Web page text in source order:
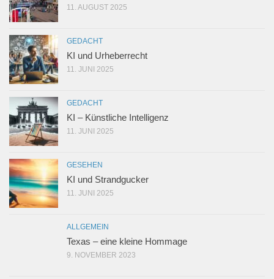
11. AUGUST 2025
GEDACHT
KI und Urheberrecht
11. JUNI 2025
GEDACHT
KI – Künstliche Intelligenz
11. JUNI 2025
GESEHEN
KI und Strandgucker
11. JUNI 2025
ALLGEMEIN
Texas – eine kleine Hommage
9. NOVEMBER 2023